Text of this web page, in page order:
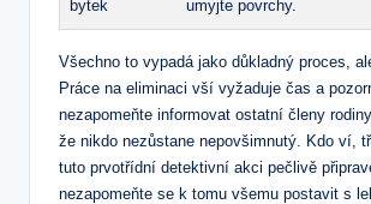
bytek
umyjte povrchy.
Všechno to vypadá jako důkladný proces,
Práce na eliminaci vší vyžaduje čas a
nezapomeňte informovat ostatní členy
že nikdo nezůstane nepovšimnutý. Kdo ví,
tuto prvotřídní detektivní akci pečlivě
nezapomeňte se k tomu všemu postavit s